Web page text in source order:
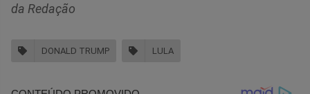
da Redação
DONALD TRUMP LULA